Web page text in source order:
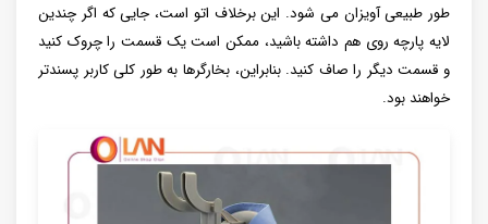
طور طبیعی آویزان می شود. این برخلاف اتو است، جایی که اگر چندین
لایه پارچه روی هم داشته باشید، ممکن است یک قسمت را چروک کنید
و قسمت دیگر را صاف کنید. بنابراین، بخارگرها به طور کلی کاربر پسندتر
خواهند بود.